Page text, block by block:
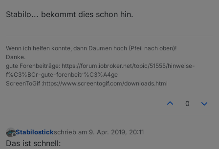
Stabilo... bekommt dies schon hin.
Wenn ich helfen konnte, dann Daumen hoch (Pfeil nach oben)!
Danke.
gute Forenbeiträge: https://forum.iobroker.net/topic/51555/hinweise-
f%C3%BCr-gute-forenbeitr%C3%A4ge
ScreenToGif :https://www.screentogif.com/downloads.html
0
Offline
Stabilostickschrieb am 9. Apr. 2019, 20:11
zuletzt editiert von
Das ist schnell: